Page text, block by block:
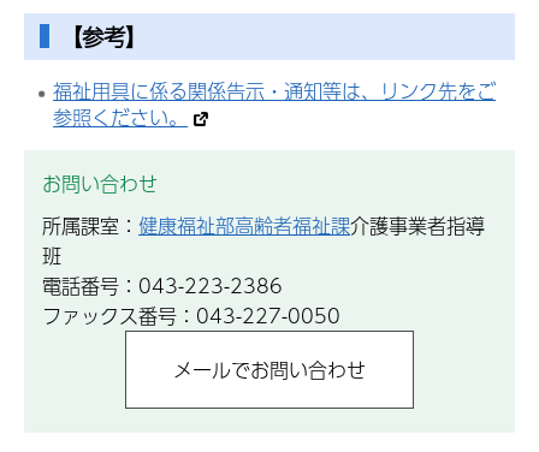
【参考】
福祉用具に係る関係告示・通知等は、リンク先をご
参照ください。
お問い合わせ
所属課室： 健康福祉部高齢者福祉課介護事業者指導
班
電話番号：043-223-2386
ファックス番号：043-227-0050